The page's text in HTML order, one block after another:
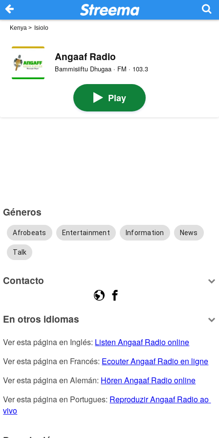
Kenya > Isiolo
Angaaf Radio
Bammisiiftu Dhugaa · FM · 103.3
Play
Géneros
Afrobeats Entertainment Information News
Talk
Contacto
En otros idiomas
Ver esta página en Inglés: Listen Angaaf Radio online
Ver esta página en Francés: Ecouter Angaaf Radio en ligne
Ver esta página en Alemán: Hören Angaaf Radio online
Ver esta página en Portugues: Reproduzir Angaaf Radio ao
vivo